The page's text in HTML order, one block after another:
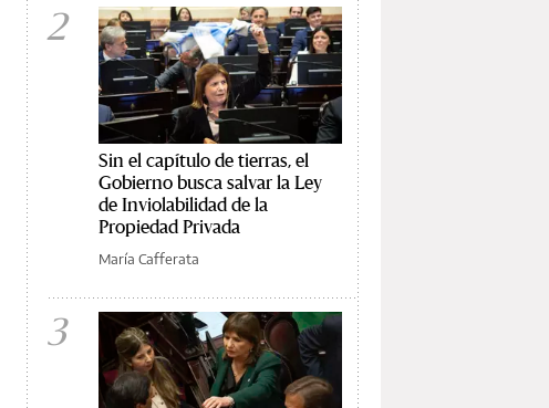
2
Sin el capítulo de tierras, el
Gobierno busca salvar la Ley
de Inviolabilidad de la
Propiedad Privada
María Cafferata
3